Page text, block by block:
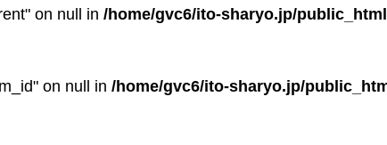
on null in /home/gvc6/ito-sharyo.jp/
on null in /home/gvc6/ito-sharyo.jp/